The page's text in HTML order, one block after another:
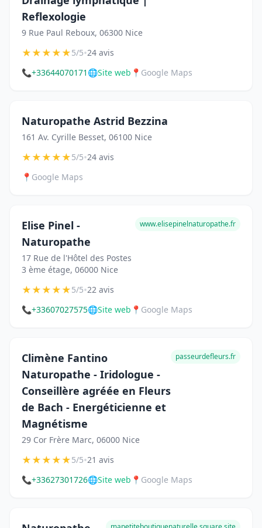
Reflexologie
9 Rue Paul Reboux, 06300 Nice
★★★★★5/5•24 avis
📞+33644070171 🌐Site web 📍 Google Maps
Naturopathe Astrid Bezzina
161 Av. Cyrille Besset, 06100 Nice
★★★★★5/5•24 avis
📍 Google Maps
Elise Pinel -
Naturopathe
17 Rue de l'Hôtel des Postes
3 ème étage, 06000 Nice
www.elisepinelnaturopathe.fr
★★★★★5/5•22 avis
📞+33607027575🌐Site web 📍 Google Maps
Climène Fantino
Naturopathe - Iridologue -
Conseillère agréée en Fleurs
de Bach - Energéticienne et
Magnétisme
29 Cor Frère Marc, 06000 Nice
passeurdefleurs.fr
★★★★★5/5•21 avis
📞+33627301726🌐Site web 📍 Google Maps